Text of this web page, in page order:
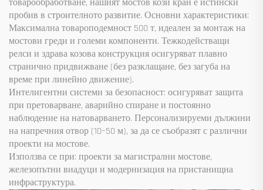
товарообработване, нашият мостов кози кран е истински
пробив в строителното развитие. Основни характеристики:
Максимална товароподемност 500 т, идеален за монтаж на
мостови греди и големи компоненти. Тежкодействащи
релси и здрава козова конструкция осигуряват плавно
странично придвижване (без разклащане, без загуба на
време при линейно движение).
Интелигентни системи за безопасност: осигуряват защита
при претоварване, аварийно спиране и постоянно
наблюдение на натоварването. Персонализируеми дължини
на напречния отвор (10–50 м), за да се съобразят с различни
проекти на мостове.
Използва се при: проекти за магистрални мостове,
железопътни виадуци и модернизация на пристанищна
инфраструктура.